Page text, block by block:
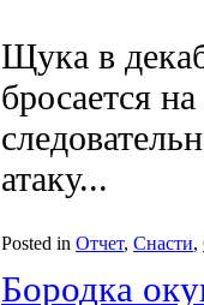
Щука в
бросается
атаку...
Posted in Отчет, Снасти,
Бородка